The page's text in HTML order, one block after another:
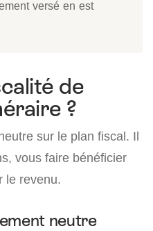
versé en est
de
?
sur le plan fiscal. Il
vous faire bénéficier
le revenu.
neutre